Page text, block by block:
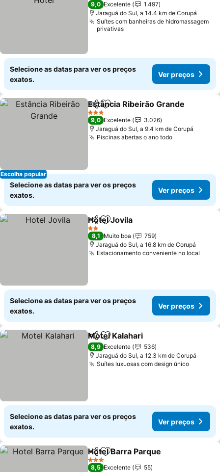
9,0 Excelente
1.497
Jaraguá do Sul, a 14.4 km de Corupá
Suítes com banheiras de hidromassagem
privativas
Selecione as datas para ver os preços
exatos.
Ver preços
Escolha popular
PartilharAdicionar aos favoritos
Estância Ribeirão Grande
3 Estrelas
9,0 Excelente
3.026
Jaraguá do Sul, a 9.4 km de Corupá
Piscinas abertas o ano todo
Selecione as datas para ver os preços
exatos.
Ver preços
PartilharAdicionar aos favoritos
Hotel Jovila
2 Estrelas
8,1 Muito boa
759
Jaraguá do Sul, a 16.8 km de Corupá
Estacionamento conveniente no local
Selecione as datas para ver os preços
exatos.
Ver preços
PartilharAdicionar aos favoritos
Motel Kalahari
8,9 Excelente
536
Jaraguá do Sul, a 12.3 km de Corupá
Suítes luxuosas com design único
Selecione as datas para ver os preços
exatos.
Ver preços
PartilharAdicionar aos favoritos
Hotel Barra Parque
3 Estrelas
8,5 Excelente
55